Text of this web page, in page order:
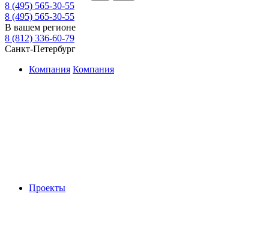
8 (495) 565-30-55
8 (495) 565-30-55
В вашем регионе
8 (812) 336-60-79
Санкт-Петербург
Компания Компания
Проекты